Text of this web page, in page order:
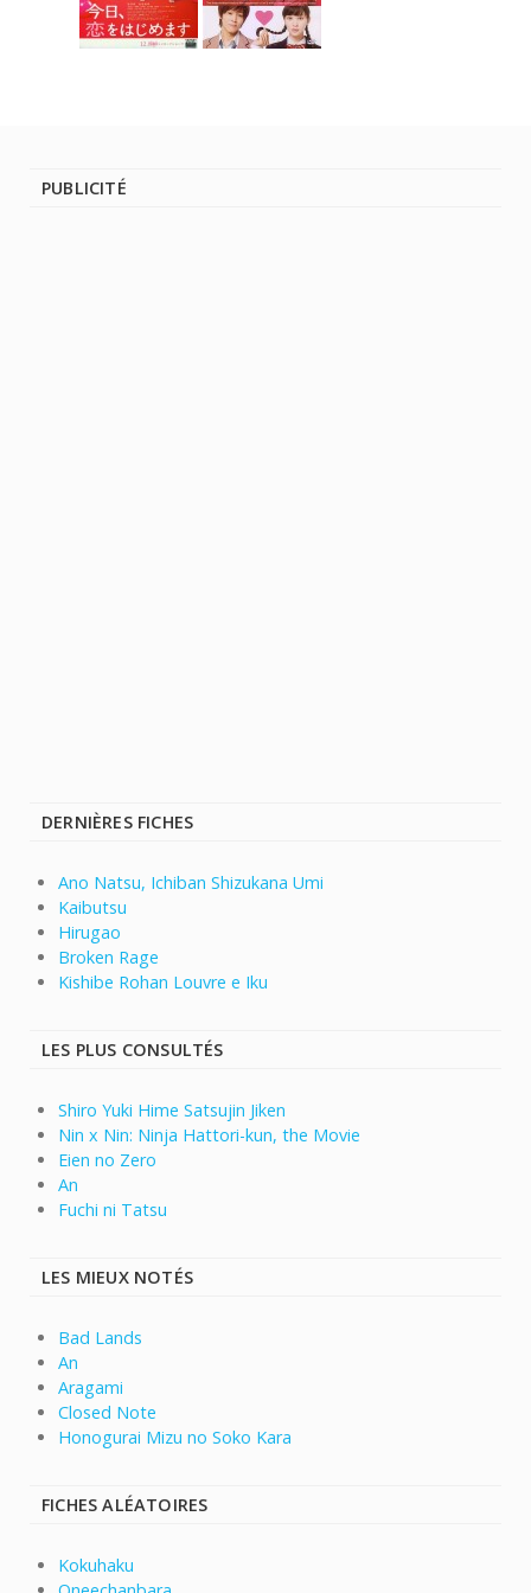
PUBLICITÉ
DERNIÈRES FICHES
Ano Natsu, Ichiban Shizukana Umi
Kaibutsu
Hirugao
Broken Rage
Kishibe Rohan Louvre e Iku
LES PLUS CONSULTÉS
Shiro Yuki Hime Satsujin Jiken
Nin x Nin: Ninja Hattori-kun, the Movie
Eien no Zero
An
Fuchi ni Tatsu
LES MIEUX NOTÉS
Bad Lands
An
Aragami
Closed Note
Honogurai Mizu no Soko Kara
FICHES ALÉATOIRES
Kokuhaku